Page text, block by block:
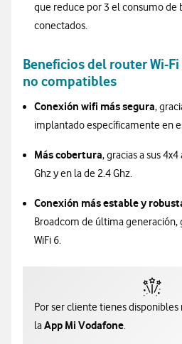
que reduce por 3 el consumo de
conectados.
Beneficios del router Wi-
no compatibles
Conexión wifi más segura,
implantado específicamente en
Más cobertura, gracias a sus
Ghz y en la de 2.4 Ghz.
Conexión más estable y
Broadcom de última
WiFi 6.
Por ser cliente tienes disponibles
laApp Mi Vodafone.